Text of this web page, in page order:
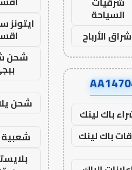
السياحة
الأرباح
باك لينك
باك لينك
شحن
شحن